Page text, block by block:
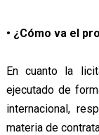
• ¿Cómo va el
En cuanto la
ejecutado de
internacional,
materia de